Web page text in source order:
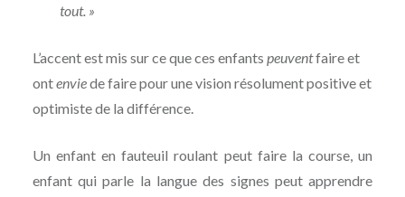
tout. »
L’accent est mis sur ce que ces enfants peuventfaire et
ontenviede faire pour une vision résolument positive et
optimiste de la différence.
Un enfant en fauteuil roulant peut faire la course, un
enfant qui parle la langue des signes peut apprendre